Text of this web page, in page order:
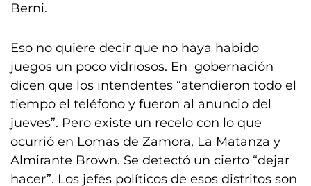
Berni.
Eso no quiere decir que no haya habido
juegos un poco vidriosos. En gobernación
dicen que los intendentes “atendieron todo el
tiempo el teléfono y fueron al anuncio del
jueves”. Pero existe un recelo con lo que
ocurrió en Lomas de Zamora, La Matanza y
Almirante Brown. Se detectó un cierto “dejar
hacer”. Los jefes políticos de esos distritos son